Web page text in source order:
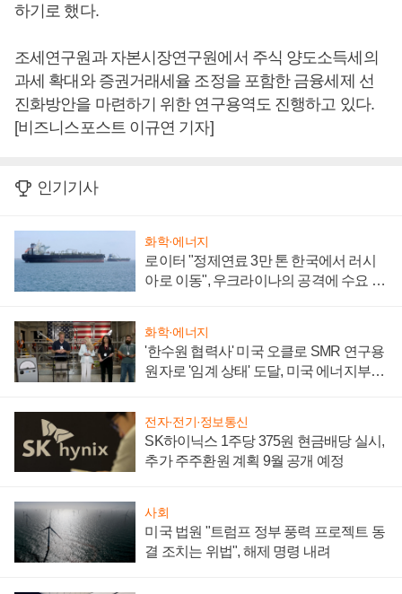
하기로 했다.
조세연구원과 자본시장연구원에서 주식 양도소득세의
과세 확대와 증권거래세율 조정을 포함한 금융세제 선
진화방안을 마련하기 위한 연구용역도 진행하고 있다.
[비즈니스포스트 이규연 기자]
인기기사
화학·에너지
로이터 "정제연료 3만 톤 한국에서 러시
아로 이동", 우크라이나의 공격에 수요 늘
화학·에너지
'한수원 협력사' 미국 오클로 SMR 연구용
원자로 '임계 상태' 도달, 미국 에너지부
전자·전기·정보통신
SK하이닉스 1주당 375원 현금배당 실시,
추가 주주환원 계획 9월 공개 예정
사회
미국 법원 "트럼프 정부 풍력 프로젝트 동
결 조치는 위법", 해제 명령 내려